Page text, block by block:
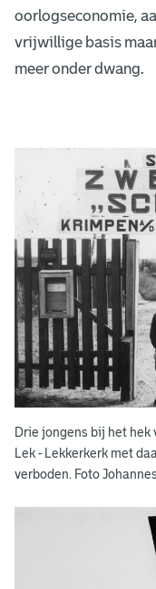
oorlogseconomie,
vrijwillige basis
meer onder dwang.
e
r
v
o
l
g
i
n
g
Drie jongens bij het hek
Lek - Lekkerkerk met
verboden. Foto